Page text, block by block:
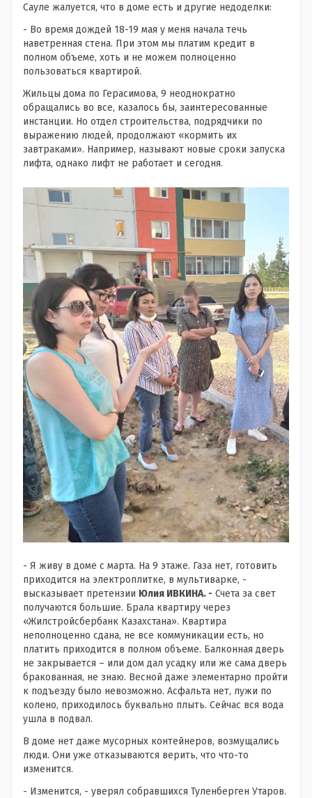
Сауле жалуется, что в доме есть и другие недоделки:
- Во время дождей 18-19 мая у меня начала течь
наветренная стена. При этом мы платим кредит в
полном объеме, хоть и не можем полноценно
пользоваться квартирой.
Жильцы дома по Герасимова, 9 неоднократно
обращались во все, казалось бы, заинтересованные
инстанции. Но отдел строительства, подрядчики по
выражению людей, продолжают «кормить их
завтраками». Например, называют новые сроки запуска
лифта, однако лифт не работает и сегодня.
- Я живу в доме с марта. На 9 этаже. Газа нет, готовить
приходится на электроплитке, в мультиварке, -
высказывает претензии Юлия ИВКИНА. - Счета за свет
получаются большие. Брала квартиру через
«Жилстройсбербанк Казахстана». Квартира
неполноценно сдана, не все коммуникации есть, но
платить приходится в полном объеме. Балконная дверь
не закрывается – или дом дал усадку или же сама дверь
бракованная, не знаю. Весной даже элементарно пройти
к подъезду было невозможно. Асфальта нет, лужи по
колено, приходилось буквально плыть. Сейчас вся вода
ушла в подвал.
В доме нет даже мусорных контейнеров, возмущались
люди. Они уже отказываются верить, что что-то
изменится.
- Изменится, - уверял собравшихся Туленберген Утаров.